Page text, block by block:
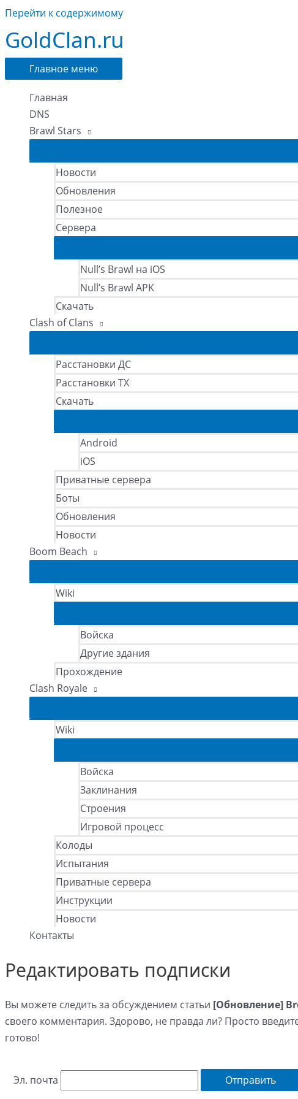
Перейти к содержимому
GoldClan.ru
Главное меню
Главная
DNS
Brawl Stars
Новости
Обновления
Полезное
Сервера
Null’s Brawl на iOS
Null’s Brawl APK
Скачать
Clash of Clans
Расстановки ДС
Расстановки ТХ
Скачать
Android
iOS
Приватные сервера
Боты
Обновления
Новости
Boom Beach
Wiki
Войска
Другие здания
Прохождение
Clash Royale
Wiki
Войска
Заклинания
Строения
Игровой процесс
Колоды
Испытания
Приватные сервера
Инструкции
Новости
Контакты
Редактировать подписки
Вы можете следить за обсуждением статьи [Обновление]
своего комментария. Здорово, не правда ли? Просто
готово!
Эл. почта